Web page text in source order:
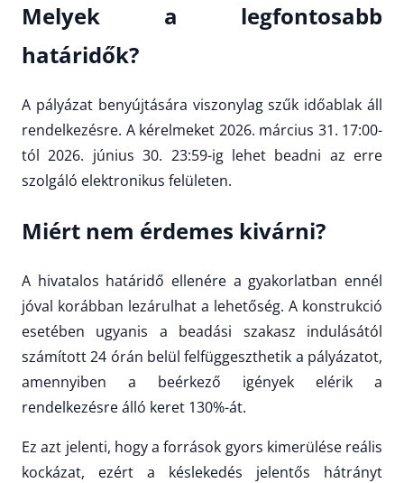
Melyek a legfontosabb
határidők?
A pályázat benyújtására viszonylag szűk időablak áll
rendelkezésre. A kérelmeket 2026. március 31. 17:00-
tól 2026. június 30. 23:59-ig lehet beadni az erre
szolgáló elektronikus felületen.
Miért nem érdemes kivárni?
A hivatalos határidő ellenére a gyakorlatban ennél
jóval korábban lezárulhat a lehetőség. A konstrukció
esetében ugyanis a beadási szakasz indulásától
számított 24 órán belül felfüggeszthetik a pályázatot,
amennyiben a beérkező igények elérik a
rendelkezésre álló keret 130%-át.
Ez azt jelenti, hogy a források gyors kimerülése reális
kockázat, ezért a késlekedés jelentős hátrányt